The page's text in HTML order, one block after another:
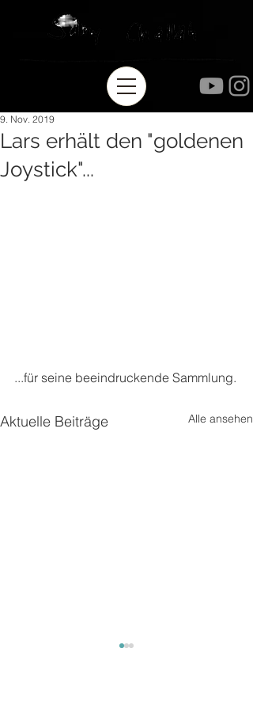
Lars erhält den "goldenen
Joystick"...
9. Nov. 2019
...für seine beeindruckende Sammlung.
Aktuelle Beiträge Alle ansehen